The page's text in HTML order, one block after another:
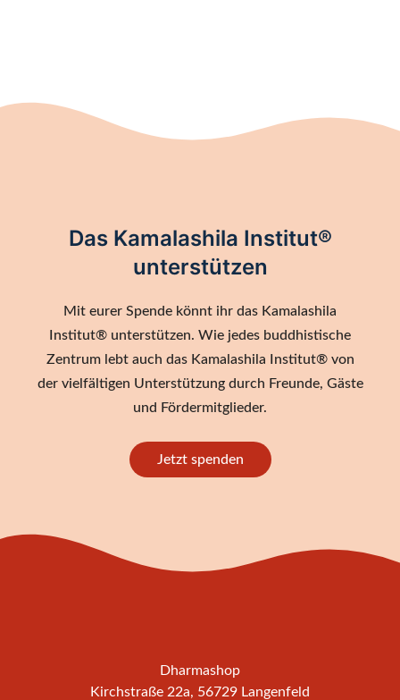
Das Kamalashila Institut®
unterstützen
Mit eurer Spende könnt ihr das Kamalashila
Institut® unterstützen. Wie jedes buddhistische
Zentrum lebt auch das Kamalashila Institut® von
der vielfältigen Unterstützung durch Freunde, Gäste
und Fördermitglieder.
Jetzt spenden
Dharmashop
Kirchstraße 22a, 56729 Langenfeld